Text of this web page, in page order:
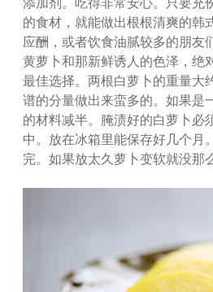
的食材，就能做出根根清爽的韩
应酬，或者饮食油腻较多的朋友
黄萝卜和那新鲜诱人的色泽，绝
最佳选择。两根白萝卜的重量大
谱的分量做出来蛮多的。如果是
的材料减半。腌渍好的白萝卜必
中。放在冰箱里能保存好几个月
完。如果放太久萝卜变软就没那